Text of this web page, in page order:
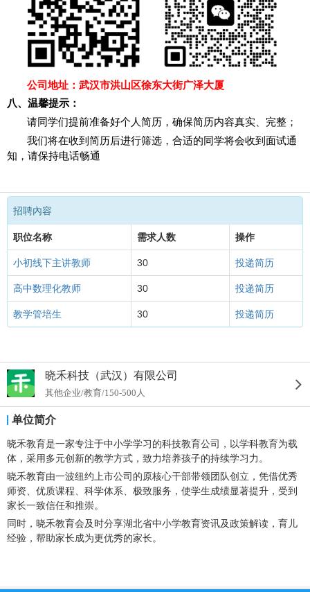
公司地址：武汉市洪山区徐东大街广泽大厦
八、温馨提示：
请同学们提前准备好个人简历，确保简历内容真实、完整；
我们将在收到简历后进行筛选，合适的同学将会收到面试通
知，请保持电话畅通
招聘內容
职位名称 需求人数 操作
小初线下主讲教师 30 投递简历
高中数理化教师 30 投递简历
教学管培生 30 投递简历
晓禾科技（武汉）有限公司
其他企业/教育/150-500人
单位简介
晓禾教育是一家专注于中小学学习的科技教育公司，以学科教育为载
体，采用多元创新的教学方式，致力培养孩子的持续学习力。
晓禾教育由一波纽约上市公司的原核心干部带领团队创立，凭借优秀
师资、优质课程、科学体系、极致服务，使学生成绩显著提升，受到
家长一致信任和推崇。
同时，晓禾教育会及时分享湖北省中小学教育资讯及政策解读，育儿
经验，帮助家长成为更优秀的家长。